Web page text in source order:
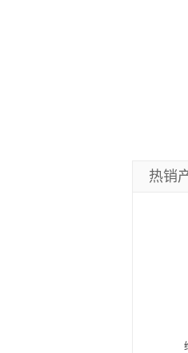
热销